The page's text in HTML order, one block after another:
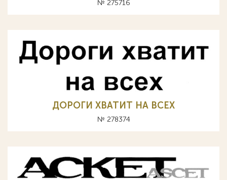
№ 275716
ДОРОГИ ХВАТИТ НА ВСЕХ
№ 278374